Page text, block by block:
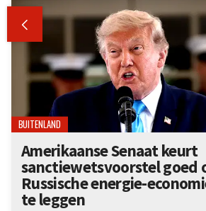

BUITENLAND
Amerikaanse Senaat keurt
sanctiewetsvoorstel goed
Russische energie-
te leggen